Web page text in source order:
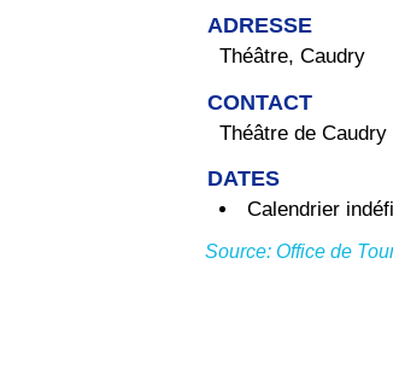
ADRESSE
Théâtre, Caudry
CONTACT
Théâtre de
DATES
Calendrier
Source: Office de